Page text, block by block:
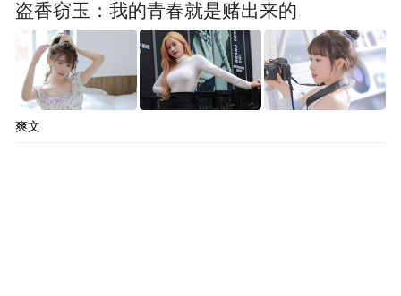
盗香窃玉：我的青春就是赌出来的
爽文